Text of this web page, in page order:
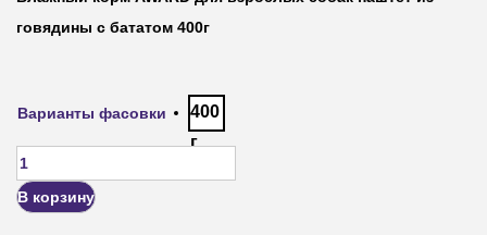
говядины с бататом 400г
Варианты фасовки
400
г
В корзину